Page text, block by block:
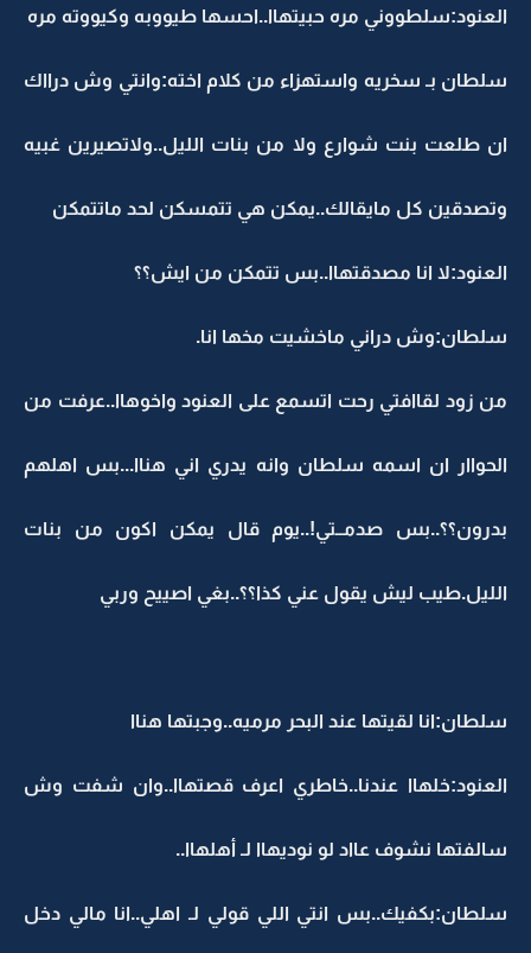
العنود:سلطووني مره حبيتهاا..احسها طيووبه وكيووته مره
سلطان بـ سخريه واستهزاء من كلام اخته:وانتي وش درااك
ان طلعت بنت شوارع ولا من بنات الليل..ولاتصيرين غبيه
وتصدقين كل مايقالك..يمكن هي تتمسكن لحد ماتتمكن
العنود:لا انا مصدقتهاا..بس تتمكن من ايش؟؟
سلطان:وش دراني ماخشيت مخها انا.
من زود لقاافتي رحت اتسمع على العنود واخوهاا..عرفت من
الحواار ان اسمه سلطان وانه يدري اني هناا...بس اهلهم
بدرون؟؟..بس صدمــتي!..يوم قال يمكن اكون من بنات
الليل.طيب ليش يقول عني كذا؟؟..بغي اصييح وربي
سلطان:انا لقيتها عند البحر مرميه..وجبتها هناا
العنود:خلهاا عندنا..خاطري اعرف قصتهاا..وان شفت وش
سالفتها نشوف عااد لو نوديهاا لـ أهلهاا..
سلطان:بكفيك..بس انتي اللي قولي لـ اهلي..انا مالي دخل